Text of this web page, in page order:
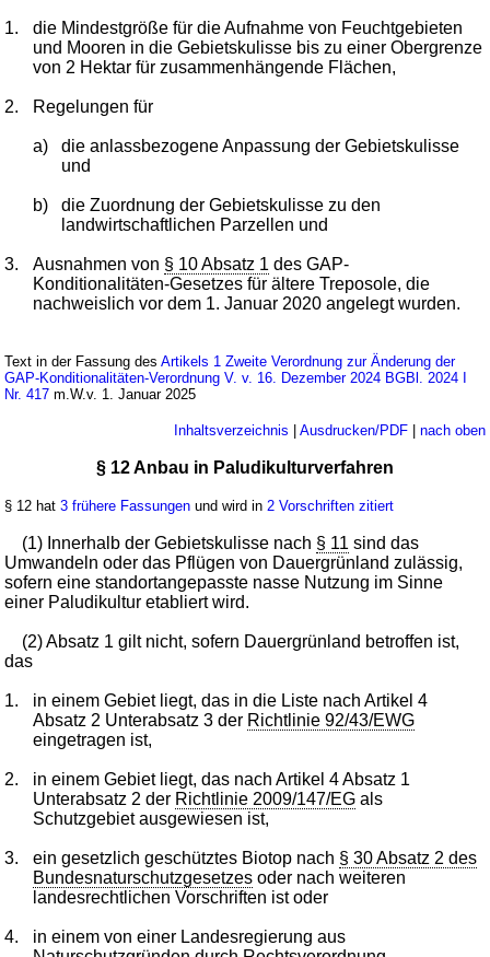
1.
die Mindestgröße für die Aufnahme von Feuchtgebieten
und Mooren in die Gebietskulisse bis zu einer Obergrenze
von 2 Hektar für zusammenhängende Flächen,
2. Regelungen für
a)
die anlassbezogene Anpassung der Gebietskulisse
und
b)
die Zuordnung der Gebietskulisse zu den
landwirtschaftlichen Parzellen und
3. Ausnahmen von § 10 Absatz 1 des GAP-
Konditionalitäten-Gesetzes für ältere Treposole, die
nachweislich vor dem 1. Januar 2020 angelegt wurden.
Text in der Fassung desArtikels 1 Zweite Verordnung zur Änderung der
GAP-Konditionalitäten-Verordnung V. v. 16. Dezember 2024 BGBl. 2024 I
Nr. 417 m.W.v. 1. Januar 2025
Inhaltsverzeichnis Ausdrucken/PDF| nach oben
§ 12 Anbau in Paludikulturverfahren
§ 12 hat3 frühere Fassungen und wird in2 Vorschriften zitiert
(1) Innerhalb der Gebietskulisse nach § 11 sind das
Umwandeln oder das Pflügen von Dauergrünland zulässig,
sofern eine standortangepasste nasse Nutzung im Sinne
einer Paludikultur etabliert wird.
(2) Absatz 1 gilt nicht, sofern Dauergrünland betroffen ist,
das
1.
in einem Gebiet liegt, das in die Liste nach Artikel 4
Absatz 2 Unterabsatz 3 der Richtlinie 92/43/EWG
eingetragen ist,
2.
in einem Gebiet liegt, das nach Artikel 4 Absatz 1
Unterabsatz 2 der Richtlinie 2009/147/EG als
Schutzgebiet ausgewiesen ist,
3. ein gesetzlich geschütztes Biotop nach § 30 Absatz 2 des
Bundesnaturschutzgesetzes oder nach weiteren
landesrechtlichen Vorschriften ist oder
4.
in einem von einer Landesregierung aus